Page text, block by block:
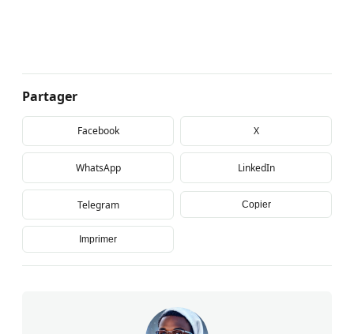
Partager
Facebook X
WhatsApp LinkedIn
Telegram Copier
Imprimer